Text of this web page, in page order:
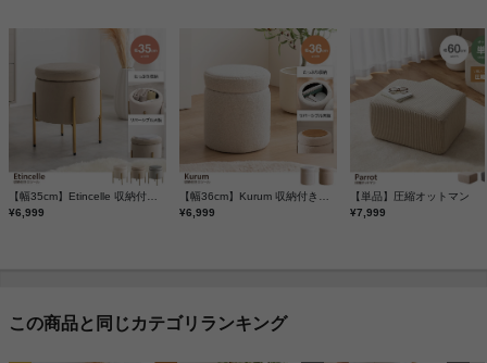
¥6,999
¥6,999
【単品】圧縮オットマン
¥7,999
この商品と同じカテゴリランキング